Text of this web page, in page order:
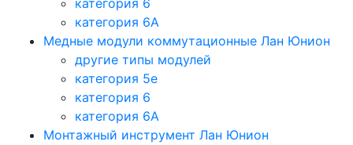
категория 6
категория 6A
Медные модули коммутационные Лан Юнион
другие типы модулей
категория 5е
категория 6
категория 6A
Монтажный инструмент Лан Юнион